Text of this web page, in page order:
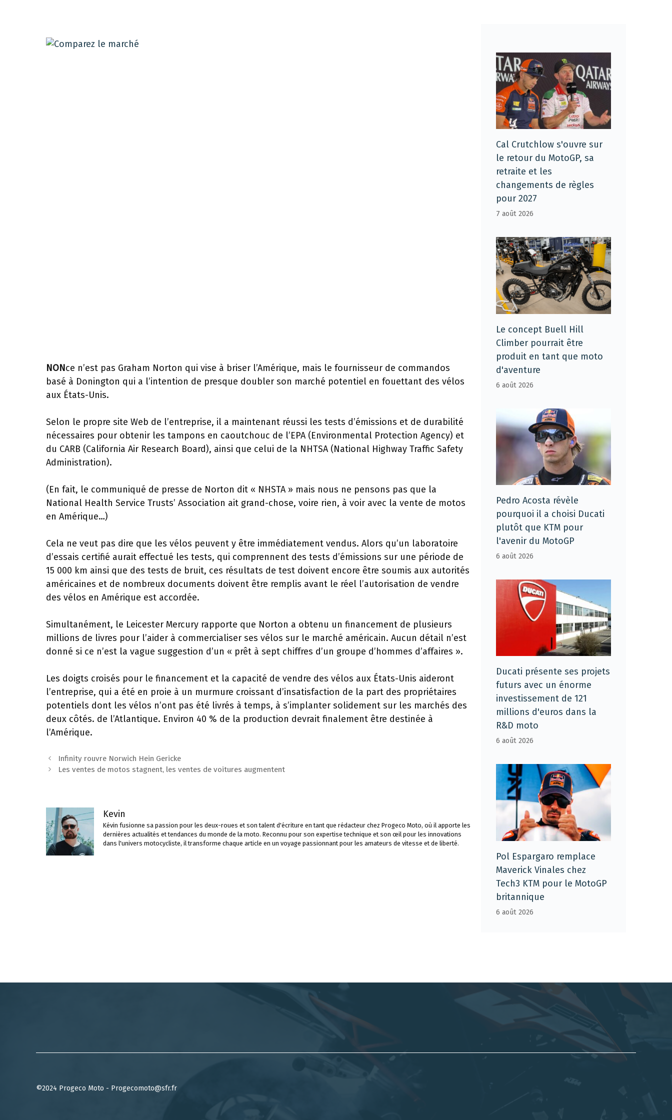
NONce n’est pas Graham Norton qui vise à briser l’Amérique, mais le fournisseur de commandos
basé à Donington qui a l’intention de presque doubler son marché potentiel en fouettant des vélos
aux États-Unis.
Selon le propre site Web de l’entreprise, il a maintenant réussi les tests d’émissions et de durabilité
nécessaires pour obtenir les tampons en caoutchouc de l’EPA (Environmental Protection Agency) et
du CARB (California Air Research Board), ainsi que celui de la NHTSA (National Highway Traffic Safety
Administration).
(En fait, le communiqué de presse de Norton dit « NHSTA » mais nous ne pensons pas que la
National Health Service Trusts’ Association ait grand-chose, voire rien, à voir avec la vente de motos
en Amérique…)
Cela ne veut pas dire que les vélos peuvent y être immédiatement vendus. Alors qu’un laboratoire
d’essais certifié aurait effectué les tests, qui comprennent des tests d’émissions sur une période de
15 000 km ainsi que des tests de bruit, ces résultats de test doivent encore être soumis aux autorités
américaines et de nombreux documents doivent être remplis avant le réel l’autorisation de vendre
des vélos en Amérique est accordée.
Simultanément, le Leicester Mercury rapporte que Norton a obtenu un financement de plusieurs
millions de livres pour l’aider à commercialiser ses vélos sur le marché américain. Aucun détail n’est
donné si ce n’est la vague suggestion d’un « prêt à sept chiffres d’un groupe d’hommes d’affaires ».
Les doigts croisés pour le financement et la capacité de vendre des vélos aux États-Unis aideront
l’entreprise, qui a été en proie à un murmure croissant d’insatisfaction de la part des propriétaires
potentiels dont les vélos n’ont pas été livrés à temps, à s’implanter solidement sur les marchés des
deux côtés. de l’Atlantique. Environ 40 % de la production devrait finalement être destinée à
l’Amérique.
Navigation
des
Infinity rouvre Norwich Hein Gericke
Les ventes de motos stagnent, les ventes de voitures augmentent
Kevin
Kévin fusionne sa passion pour les deux-roues et son talent d'écriture en tant que rédacteur chez Progeco Moto, où il apporte les
dernières actualités et tendances du monde de la moto. Reconnu pour son expertise technique et son œil pour les innovations
dans l'univers motocycliste, il transforme chaque article en un voyage passionnant pour les amateurs de vitesse et de liberté.
Cal Crutchlow s'ouvre sur
le retour du MotoGP, sa
retraite et les
changements de règles
pour 2027
7 août 2026
Le concept Buell Hill
Climber pourrait être
produit en tant que moto
d'aventure
6 août 2026
Pedro Acosta révèle
pourquoi il a choisi Ducati
plutôt que KTM pour
l'avenir du MotoGP
6 août 2026
Ducati présente ses projets
futurs avec un énorme
investissement de 121
millions d'euros dans la
R&D moto
6 août 2026
Pol Espargaro remplace
Maverick Vinales chez
Tech3 KTM pour le MotoGP
britannique
6 août 2026
©2024 Progeco Moto - Progecomoto@sfr.fr